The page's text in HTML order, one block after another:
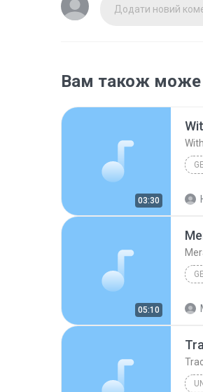
Додати новий
Вам також може
03:30
05:10